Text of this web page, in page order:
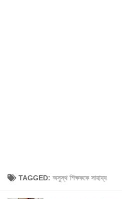
TAGGED: অসুস্থ শিক্ষককে সাহায্য